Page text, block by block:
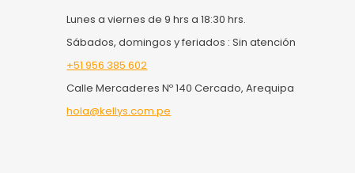
Lunes a viernes de 9 hrs a 18:30 hrs.
Sábados, domingos y feriados : Sin atención
+51 956 385 602
Calle Mercaderes Nº 140 Cercado, Arequipa
hola@kellys.com.pe